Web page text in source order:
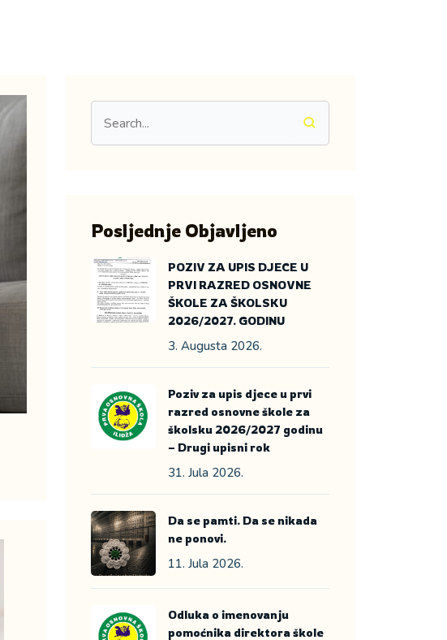
Posljednje Objavljeno
POZIV ZA UPIS DJECE U
PRVI RAZRED OSNOVNE
ŠKOLE ZA ŠKOLSKU
2026/2027. GODINU
3. Augusta 2026.
Poziv za upis djece u prvi
razred osnovne škole za
školsku 2026/2027 godinu
– Drugi upisni rok
31. Jula 2026.
Da se pamti. Da se nikada
ne ponovi.
11. Jula 2026.
Odluka o imenovanju
pomoćnika direktora škole